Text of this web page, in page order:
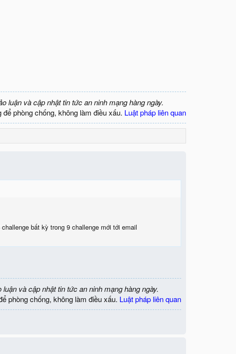
luận và cập nhật tin tức an ninh mạng hàng ngày.
phòng chống, không làm điều xấu. Luật pháp liên quan
bất kỳ trong 9 challenge mới tới email
và cập nhật tin tức an ninh mạng hàng ngày.
phòng chống, không làm điều xấu. Luật pháp liên quan